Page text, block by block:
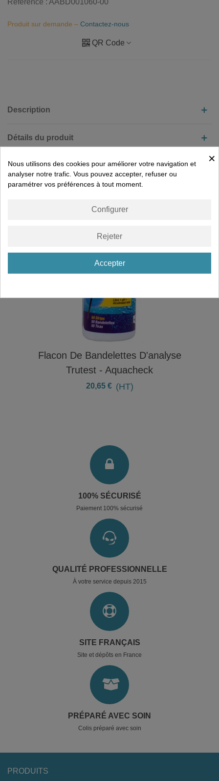
Référence : AABD001060-00
Produit sur demande – Contactez-nous
QR Code
Description
Détails du produit
VOUS AIMEREZ PEUT-ÊTRE AUSSI
Flacon De Bandelettes D'analyse
Trutest - Aquacheck
20,65 € (HT)
100% SÉCURISÉ
Paiement 100% sécurisé
QUALITÉ PROFESSIONNELLE
À votre service depuis 2015
SITE FRANÇAIS
Site et dépôts en France
PRÉPARÉ AVEC SOIN
Colis préparé avec soin
PRODUITS
×
Nous utilisons des cookies pour améliorer votre navigation et
analyser notre trafic. Vous pouvez accepter, refuser ou
paramétrer vos préférences à tout moment.
Configurer
Rejeter
Accepter